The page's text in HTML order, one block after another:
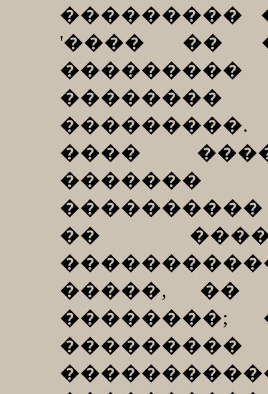
���������
'���� ��
���������.
����
��
�����, ��